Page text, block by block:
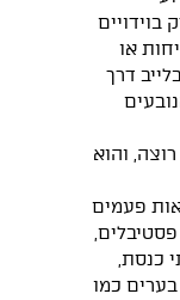
בוידויים
או
דרך
והוא
מאות פעמים
פסטיבלים,
כנסת,
בערים כמו